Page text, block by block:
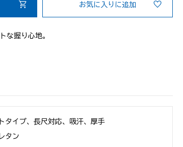
お気に入りに追加
な握り心地。
タイプ、長尺対応、吸汗、厚手
タン